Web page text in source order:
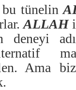
bu tünelin
ALLAH
deneyi
Ama